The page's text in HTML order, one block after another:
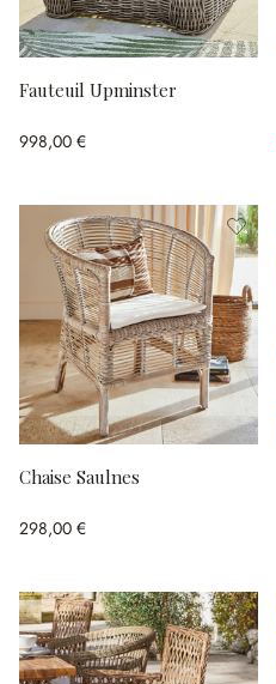
Fauteuil Upminster
998,00 €
Chaise Saulnes
298,00 €